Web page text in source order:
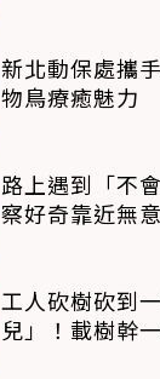
新北動保處攜
物鳥療癒魅力
路上遇到「不
察好奇靠近無
工人砍樹砍到
兒」！載樹幹